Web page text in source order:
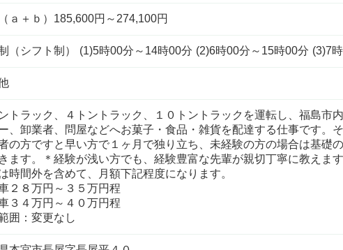
ａ＋ｂ）185,600円～274,100円
（シフト制） (1)5時00分～14時00分 (2)6時00分～15時00分 (3)7
トラック、４トントラック、１０トントラックを運転し、福島
、卸業者、問屋などへお菓子・食品・雑貨を配達する仕事です。
の方ですと早い方で１ヶ月で独り立ち、未経験の方の場合は基礎
ます。＊経験が浅い方でも、経験豊富な先輩が親切丁寧に教えま
時間外を含めて、月額下記程度になります。
２８万円～３５万円程
３４万円～４０万円程
囲：変更なし